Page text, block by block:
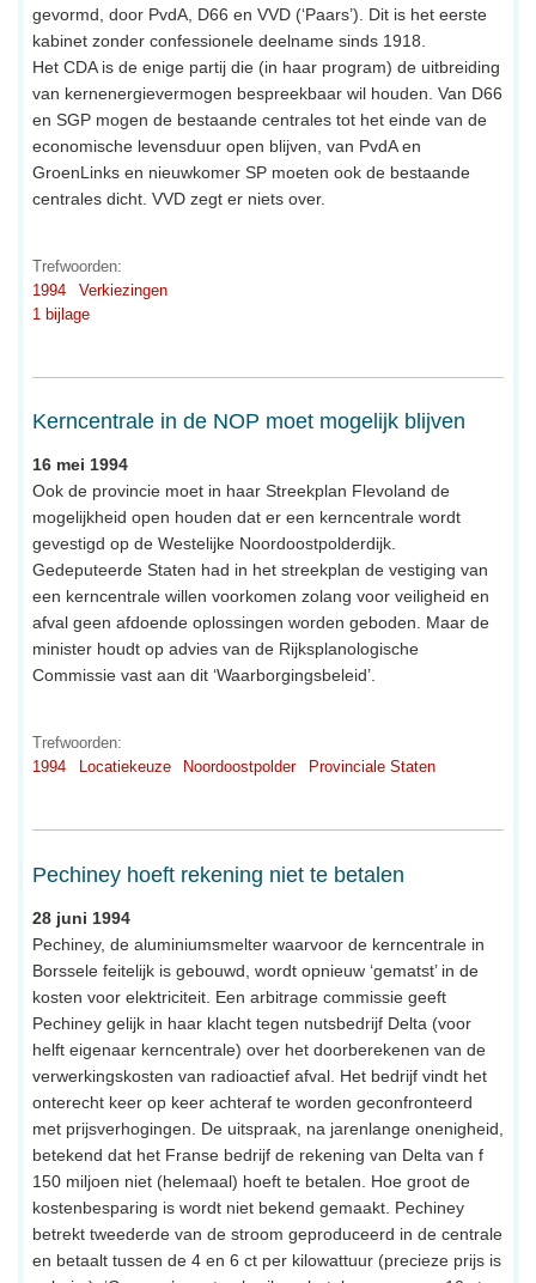
gevormd, door PvdA, D66 en VVD (‘Paars’). Dit is het eerste
kabinet zonder confessionele deelname sinds 1918.
Het CDA is de enige partij die (in haar program) de uitbreiding
van kernenergievermogen bespreekbaar wil houden. Van D66
en SGP mogen de bestaande centrales tot het einde van de
economische levensduur open blijven, van PvdA en
GroenLinks en nieuwkomer SP moeten ook de bestaande
centrales dicht. VVD zegt er niets over.
Trefwoorden:
1994
Verkiezingen
1 bijlage
Kerncentrale in de NOP moet mogelijk blijven
16 mei 1994
Ook de provincie moet in haar Streekplan Flevoland de
mogelijkheid open houden dat er een kerncentrale wordt
gevestigd op de Westelijke Noordoostpolderdijk.
Gedeputeerde Staten had in het streekplan de vestiging van
een kerncentrale willen voorkomen zolang voor veiligheid en
afval geen afdoende oplossingen worden geboden. Maar de
minister houdt op advies van de Rijksplanologische
Commissie vast aan dit ‘Waarborgingsbeleid’.
Trefwoorden:
1994
Locatiekeuze Noordoostpolder Provinciale Staten
Pechiney hoeft rekening niet te betalen
28 juni 1994
Pechiney, de aluminiumsmelter waarvoor de kerncentrale in
Borssele feitelijk is gebouwd, wordt opnieuw ‘gematst’ in de
kosten voor elektriciteit. Een arbitrage commissie geeft
Pechiney gelijk in haar klacht tegen nutsbedrijf Delta (voor
helft eigenaar kerncentrale) over het doorberekenen van de
verwerkingskosten van radioactief afval. Het bedrijf vindt het
onterecht keer op keer achteraf te worden geconfronteerd
met prijsverhogingen. De uitspraak, na jarenlange onenigheid,
betekend dat het Franse bedrijf de rekening van Delta van f
150 miljoen niet (helemaal) hoeft te betalen. Hoe groot de
kostenbesparing is wordt niet bekend gemaakt. Pechiney
betrekt tweederde van de stroom geproduceerd in de centrale
en betaalt tussen de 4 en 6 ct per kilowattuur (precieze prijs is